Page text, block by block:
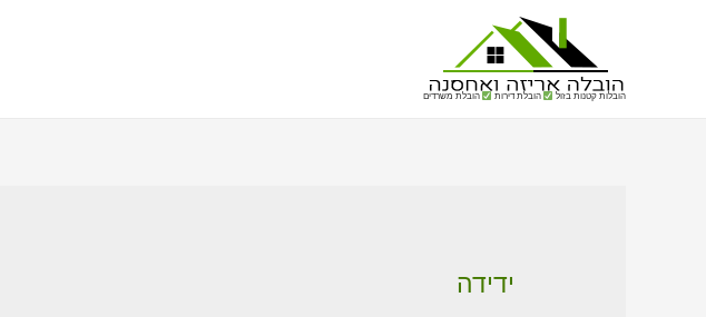
הובלות קטנות בזול הובלת דירות הובלת משרדים
ידידה